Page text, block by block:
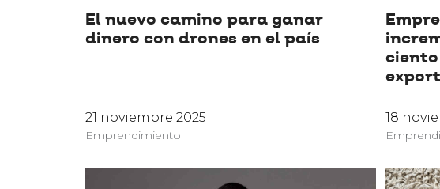
El nuevo camino para ganar
dinero con drones en el país
21 noviembre 2025
Emprendimiento
ciento
18